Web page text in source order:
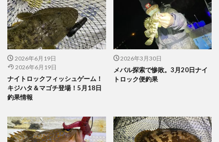
2026年6月19日
2026年6月19日
ナイトロックフィッシュゲーム！
キジハタ＆マゴチ登場！5月18日
釣果情報
2026年3月30日
メバル探索で惨敗。3月20日ナイ
トロック便釣果